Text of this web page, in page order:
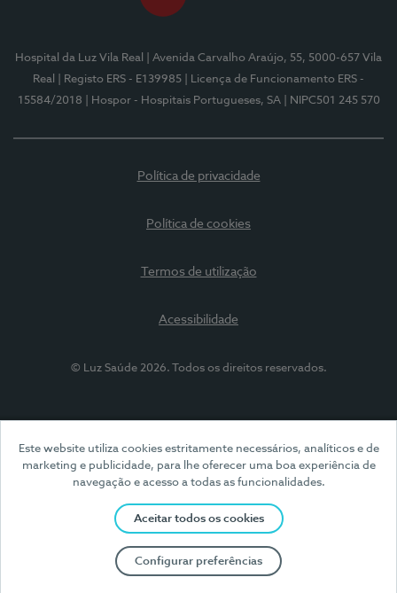
Este website utiliza cookies estritamente necessários, analíticos e de
marketing e publicidade, para lhe oferecer uma boa experiência de
navegação e acesso a todas as funcionalidades.
Aceitar todos os cookies
Configurar preferências
Hospital da Luz Vila Real
| Avenida Carvalho Araújo, 55, 5000-657 Vila
Real
| Registo ERS - E139985
| Licença de Funcionamento ERS -
15584/2018
| Hospor - Hospitais Portugueses, SA | NIPC501 245 570
Política de privacidade
Política de cookies
Termos de utilização
Acessibilidade
© Luz Saúde 2026. Todos os direitos reservados.